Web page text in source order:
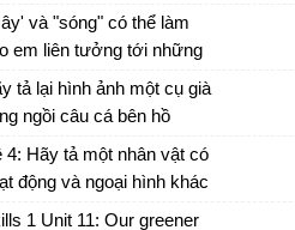
đề (5 đề)
và "sóng" có thể làm
em liên tưởng tới những
tượng nào. Xác định biện
tu từ được sử dụng
hình ảnh "bình minh
"vầng trăng bạc" và nêu
dụng của biện pháp tu từ
tả lại hình ảnh một cụ già
ngồi câu cá bên hồ
4: Hãy tả một nhân vật có
động và ngoại hình khác
mà em đã có dịp quan
1 Unit 11: Our greener